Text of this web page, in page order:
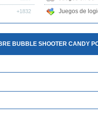
+1832 Juegos de
BUBBLE SHOOTER CANDY